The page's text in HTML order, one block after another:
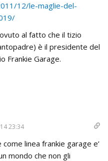
12/le-maglie-del-
al fatto che il tizio
è il presidente del
Frankie Garage.
23:34
linea frankie garage e’
mondo che non gli